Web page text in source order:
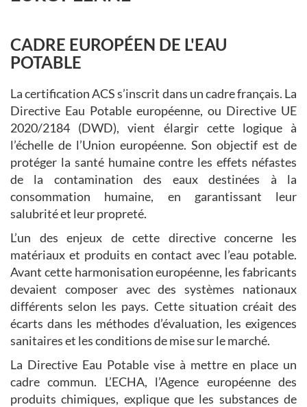
CADRE EUROPÉEN DE L'EAU
POTABLE
La certification ACS s’inscrit dans un cadre français. La
Directive Eau Potable européenne, ou Directive UE
2020/2184 (DWD), vient élargir cette logique à
l’échelle de l’Union européenne. Son objectif est de
protéger la santé humaine contre les effets néfastes
de la contamination des eaux destinées à la
consommation humaine, en garantissant leur
salubrité et leur propreté.
L’un des enjeux de cette directive concerne les
matériaux et produits en contact avec l’eau potable.
Avant cette harmonisation européenne, les fabricants
devaient composer avec des systèmes nationaux
différents selon les pays. Cette situation créait des
écarts dans les méthodes d’évaluation, les exigences
sanitaires et les conditions de mise sur le marché.
La Directive Eau Potable vise à mettre en place un
cadre commun. L’ECHA, l’Agence européenne des
produits chimiques, explique que les substances de